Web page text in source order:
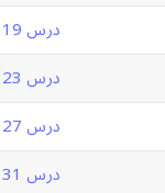
درس 19
درس 23
درس 27
درس 31